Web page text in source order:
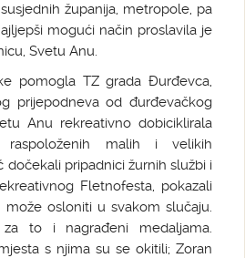
županija, metropole, pa
mogući način proslavila je
Svetu Anu.
pomogla TZ grada Đurđevca,
prijepodneva od đurđevačkog
Anu rekreativno dobiciklirala
raspoloženih malih i velikih
dočekali pripadnici žurnih službi i
Fletnofesta, pokazali
osloniti u svakom slučaju.
to i nagrađeni medaljama.
s njima su se okitili; Zoran